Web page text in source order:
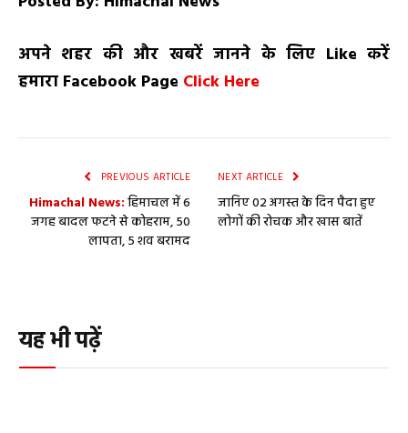
अपने शहर की और खबरें जानने के लिए Likeकरें
हमारा Facebook Page Click Here
PREVIOUS ARTICLE
Himachal News:हिमाचल में 6
जगह बादल फटने से कोहराम, 50
लापता, 5 शव बरामद
NEXT ARTICLE
जानिए 02 अगस्त के दिन पैदा हुए
लोगों की रोचक और खास बातें
यह भी पढ़ें